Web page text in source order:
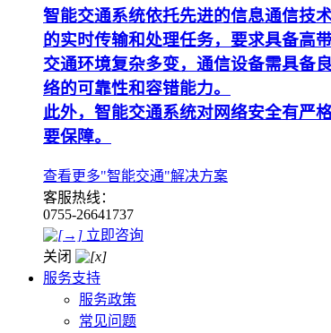
智能交通系统依托先进的信息通信技
的实时传输和处理任务，要求具备高
交通环境复杂多变，通信设备需具备
络的可靠性和容错能力。
此外，智能交通系统对网络安全有严
要保障。
查看更多"智能交通"解决方案
客服热线：
0755-26641737
立即咨询
关闭
服务支持
服务政策
常见问题